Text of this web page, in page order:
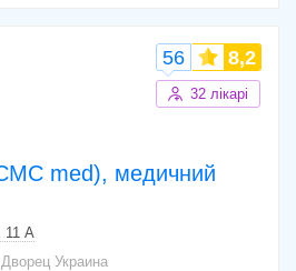
med), медичний
56 8,2
32 лікарі
11 А
Украина